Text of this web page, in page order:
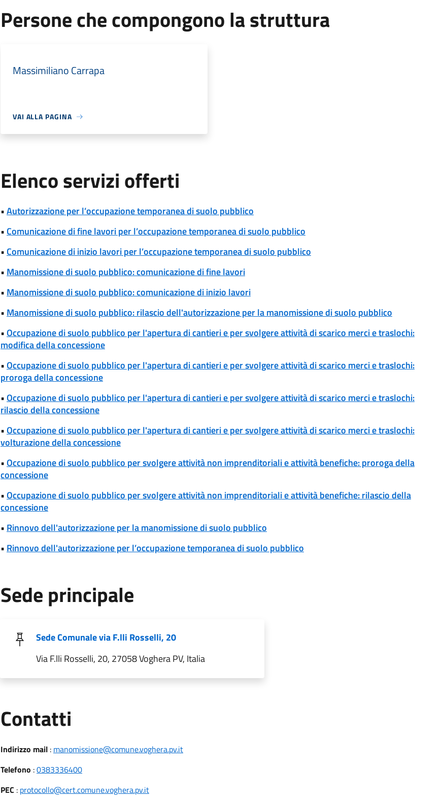
Persone che compongono la struttura
Massimiliano Carrapa
VAI ALLA PAGINA
Elenco servizi offerti
•Autorizzazione per l’occupazione temporanea di suolo pubblico
• Comunicazione di fine lavori per l’occupazione temporanea di suolo pubblico
• Comunicazione di inizio lavori per l’occupazione temporanea di suolo pubblico
• Manomissione di suolo pubblico: comunicazione di fine lavori
• Manomissione di suolo pubblico: comunicazione di inizio lavori
• Manomissione di suolo pubblico: rilascio dell'autorizzazione per la manomissione di suolo pubblico
•Occupazione di suolo pubblico per l'apertura di cantieri e per svolgere attività di scarico merci e traslochi:
modifica della concessione
•Occupazione di suolo pubblico per l'apertura di cantieri e per svolgere attività di scarico merci e traslochi:
proroga della concessione
•Occupazione di suolo pubblico per l'apertura di cantieri e per svolgere attività di scarico merci e traslochi:
rilascio della concessione
•Occupazione di suolo pubblico per l'apertura di cantieri e per svolgere attività di scarico merci e traslochi:
volturazione della concessione
•Occupazione di suolo pubblico per svolgere attività non imprenditoriali e attività benefiche: proroga della
concessione
•Occupazione di suolo pubblico per svolgere attività non imprenditoriali e attività benefiche: rilascio della
concessione
• Rinnovo dell'autorizzazione per la manomissione di suolo pubblico
• Rinnovo dell'autorizzazione per l’occupazione temporanea di suolo pubblico
Sede principale
Sede Comunale via F.lli Rosselli, 20
Via F.lli Rosselli, 20, 27058 Voghera PV, Italia
Contatti
Indirizzo mail: manomissione@comune.voghera.pv.it
Telefono :0383336400
PEC : protocollo@cert.comune.voghera.pv.it